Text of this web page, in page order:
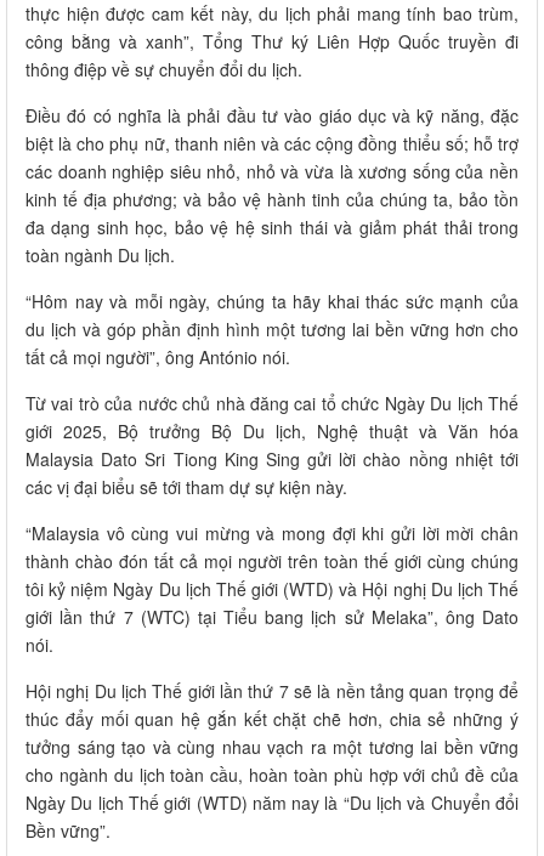
thực hiện được cam kết này, du lịch phải mang tính bao trùm,
công bằng và xanh”, Tổng Thư ký Liên Hợp Quốc truyền đi
thông điệp về sự chuyển đổi du lịch.
Điều đó có nghĩa là phải đầu tư vào giáo dục và kỹ năng, đặc
biệt là cho phụ nữ, thanh niên và các cộng đồng thiểu số; hỗ trợ
các doanh nghiệp siêu nhỏ, nhỏ và vừa là xương sống của nền
kinh tế địa phương; và bảo vệ hành tinh của chúng ta, bảo tồn
đa dạng sinh học, bảo vệ hệ sinh thái và giảm phát thải trong
toàn ngành Du lịch.
“Hôm nay và mỗi ngày, chúng ta hãy khai thác sức mạnh của
du lịch và góp phần định hình một tương lai bền vững hơn cho
tất cả mọi người”, ông António nói.
Từ vai trò của nước chủ nhà đăng cai tổ chức Ngày Du lịch Thế
giới 2025, Bộ trưởng Bộ Du lịch, Nghệ thuật và Văn hóa
Malaysia Dato Sri Tiong King Sing gửi lời chào nồng nhiệt tới
các vị đại biểu sẽ tới tham dự sự kiện này.
“Malaysia vô cùng vui mừng và mong đợi khi gửi lời mời chân
thành chào đón tất cả mọi người trên toàn thế giới cùng chúng
tôi kỷ niệm Ngày Du lịch Thế giới (WTD) và Hội nghị Du lịch Thế
giới lần thứ 7 (WTC) tại Tiểu bang lịch sử Melaka”, ông Dato
nói.
Hội nghị Du lịch Thế giới lần thứ 7 sẽ là nền tảng quan trọng để
thúc đẩy mối quan hệ gắn kết chặt chẽ hơn, chia sẻ những ý
tưởng sáng tạo và cùng nhau vạch ra một tương lai bền vững
cho ngành du lịch toàn cầu, hoàn toàn phù hợp với chủ đề của
Ngày Du lịch Thế giới (WTD) năm nay là “Du lịch và Chuyển đổi
Bền vững”.